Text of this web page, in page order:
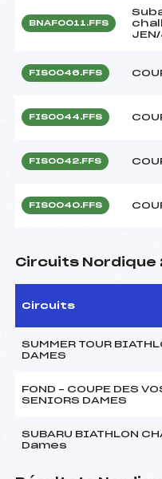
BNAF0011.FFS
JEN/
FIS0046.FFS
FIS0044.FFS
FIS0042.FFS
FIS0040.FFS
Circuits Nordique
Circuits
SUMMER TOUR
DAMES
FOND – COUPE DES
SENIORS DAMES
SUBARU BIATHLON
Dames